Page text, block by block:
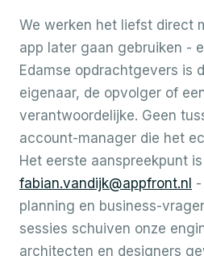
We werken het liefst direct
app later gaan gebruiken -
Edamse opdrachtgevers is
eigenaar, de opvolger of
verantwoordelijke. Geen
account-manager die het
Het eerste aanspreekpunt is
fabian.vandijk@appfront.nl
planning en business-
sessies schuiven onze
architecten en designers